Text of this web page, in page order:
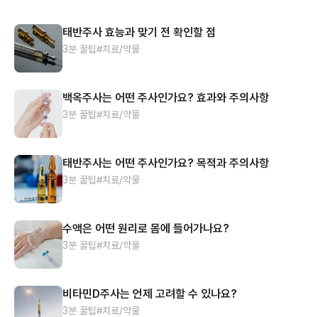
태반주사 효능과 맞기 전 확인할 점
3분 꿀팁#치료/약물
백옥주사는 어떤 주사인가요? 효과와 주의사항
3분 꿀팁#치료/약물
태반주사는 어떤 주사인가요? 목적과 주의사항
3분 꿀팁#치료/약물
수액은 어떤 원리로 몸에 들어가나요?
3분 꿀팁#치료/약물
비타민D주사는 언제 고려할 수 있나요?
3분 꿀팁#치료/약물